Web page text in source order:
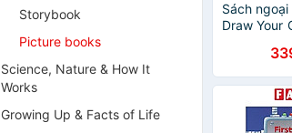
Storybook
Picture books
Science, Nature & How It
Works
Growing Up & Facts of Life
Sách
Draw Your